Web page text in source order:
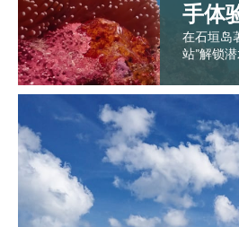
手体
在石垣岛
站”解锁